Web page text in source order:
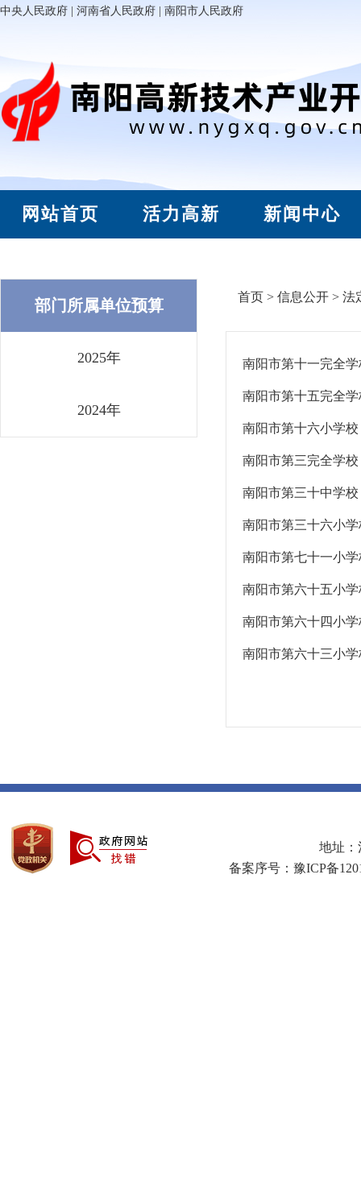
中央人民政府 河南省人民政府 南阳市人民政府
网站首页 活力高新 新闻中心
部门所属单位预算
2025年
2024年
首页 > 信息公开 > 法
南阳市第十一完全学
南阳市第十五完全学
南阳市第十六小学校
南阳市第三完全学校
南阳市第三十中学校
南阳市第三十六小学
南阳市第七十一小学
南阳市第六十五小学
南阳市第六十四小学
南阳市第六十三小学
地址：
备案序号：豫ICP备